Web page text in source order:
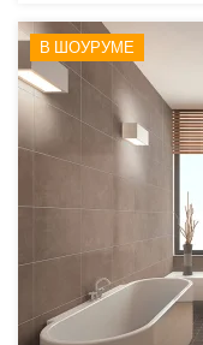
В ШОУРУМЕ